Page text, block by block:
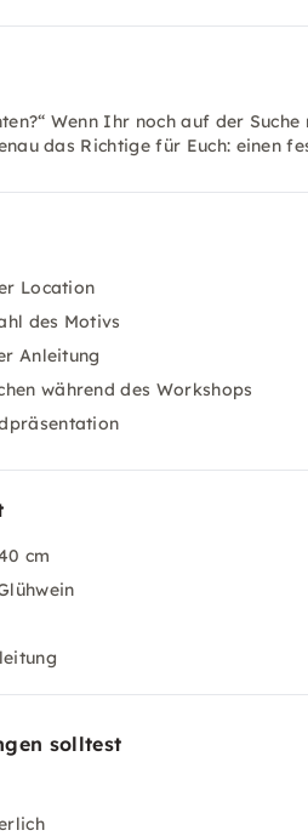
Wenn Ihr noch auf der
das Richtige für Euch: einen
Location
des Motivs
Anleitung
während des Workshops
cm
solltest